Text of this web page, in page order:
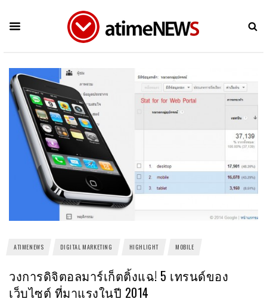
ATIMENEWS DIGITAL MARKETING HIGHLIGHT MOBILE
วงการดิจิตอลมาร์เก็ตติ้งแฉ! 5 เทรนด์ของ
เว็บไซต์ ที่มาแรงในปี 2014